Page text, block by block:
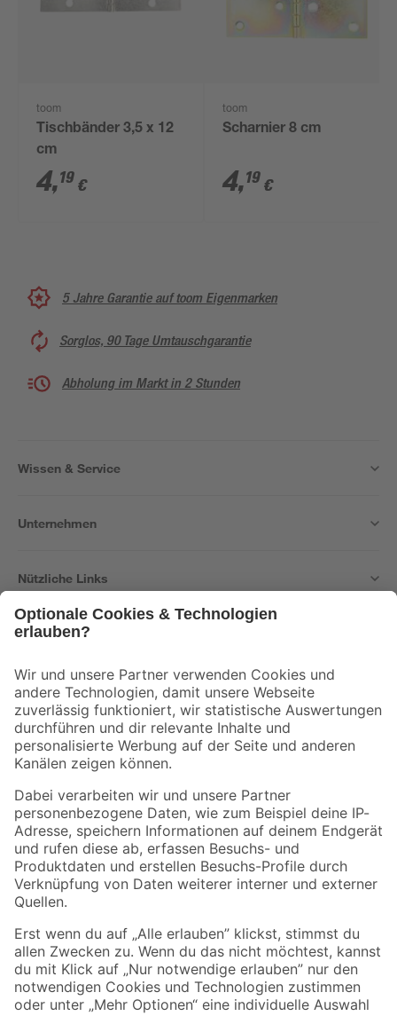
toom
Tischbänder 3,5 x 12
cm
4,19 €
toom
Scharnier 8 cm
4,19 €
5 Jahre Garantie auf toom Eigenmarken
Sorglos, 90 Tage Umtauschgarantie
Abholung im Markt in 2 Stunden
Wissen & Service
Unternehmen
Nützliche Links
Der toom Newsletter: Keine Angebote und Aktionen mehr verpassen!
Zur Newsletter Anmeldung
Folge uns
Zahlungsarten Versandarten
Sicher einkaufen
Jetzt die toom-App herunterladen